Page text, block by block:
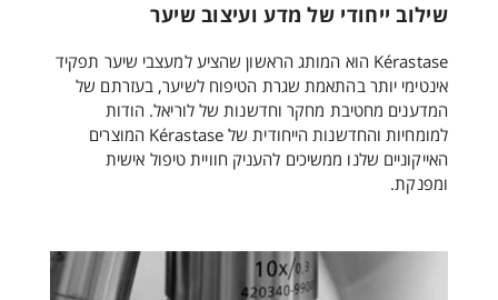
שילוב ייחודי של מדע ועיצוב שיער
Kérastase הוא המותג הראשון שהציע למעצבי שיער תפקיד
אינטימי יותר בהתאמת שגרת הטיפוח לשיער, בעזרתם של
המדענים מחטיבת מחקר וחדשנות של לוריאל. הודות
למומחיות והחדשנות הייחודית של Kérastase המוצרים
האייקוניים שלנו ממשיכים להעניק חוויית טיפול אישית
ומפנקת.